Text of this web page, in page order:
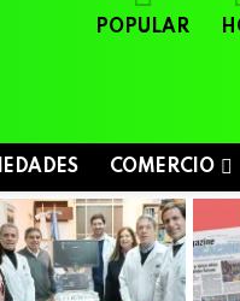
POPULAR
COMERCIO